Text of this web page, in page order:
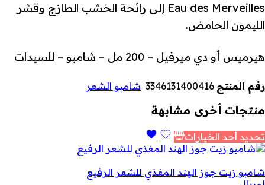
Eau des Merveilles إلى رائحة الخشب الطازج وقشر
الليمون الحامض.
هيرميس أو دي ميرفيل – 200 مل – شامبو – للسيدات
رقم المنتج 3346131400416 شامبو الشعر
منتجات أخرى مشابهة
تحديد أحد الخيارات
شامبو زيت جوز الهند المغذي للشعر الرفيع